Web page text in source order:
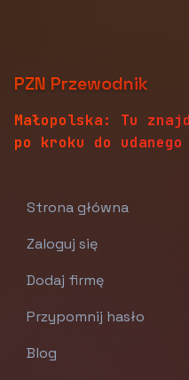
PZN Przewodnik
Małopolska: Tu
po kroku do
Strona główna
Zaloguj się
Dodaj firmę
Przypomnij hasło
Blog